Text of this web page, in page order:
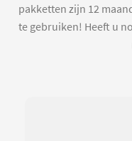
pakketten zijn 12
te gebruiken! Heeft u